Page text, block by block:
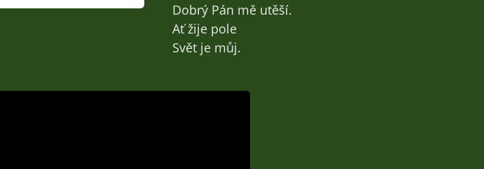
Dobrý Pán mě utěší.
Ať žije pole
Svět je můj.